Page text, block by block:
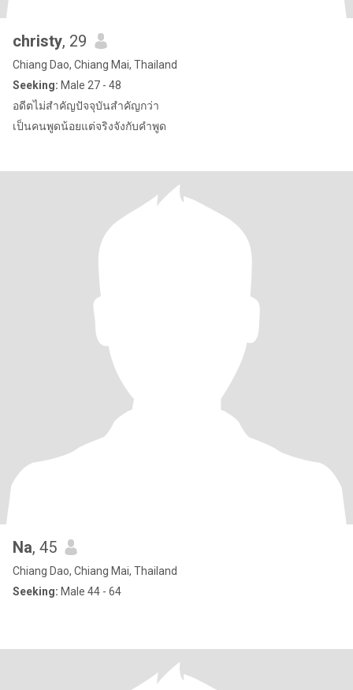
christy, 29
Chiang Dao, Chiang Mai, Thailand
Seeking: Male 27 - 48
อดีตไม่สำคัญปัจจุบันสำคัญกว่า
เป็นคนพูดน้อยแต่จริงจังกับคำพูด
Na, 45
Chiang Dao, Chiang Mai, Thailand
Seeking: Male 44 - 64